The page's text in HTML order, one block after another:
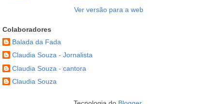
Ver versão para a web
Colaboradores
Balada da Fada
Claudia Souza - Jornalista
Claudia Souza - cantora
Claudia Souza